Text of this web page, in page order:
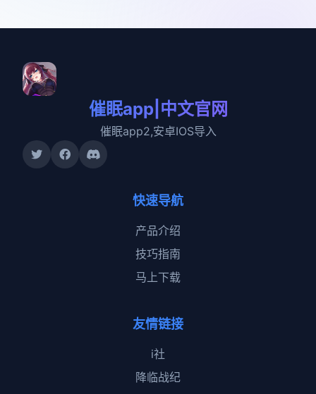
催眠app|中文官网
催眠app2,安卓IOS导入
快速导航
产品介绍
技巧指南
马上下载
友情链接
i社
降临战纪